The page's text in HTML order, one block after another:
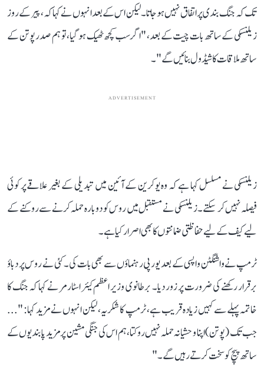
تک کہ جنگ بندی پر اتفاق نہیں ہو جاتا۔ لیکن اس کے بعد انہوں نے کہا کہ، پیر کے روز
زیلنسکی کے ساتھ بات چیت کے بعد، "اگر سب کچھ ٹھیک ہو گیا، تو ہم صدر پوتن کے
ساتھ ملاقات کا شیڈول بنائیں گے"۔
ADVERTISEMENT
زیلنسکی نے مسلسل کہا ہے کہ وہ یوکرین کے آئین میں تبدیلی کے بغیر علاقےپر کوئی
فیصلہ نہیں کر سکتے۔ زیلنسکی نے مستقبل میں روس کو دوبارہ حملہ کرنے سے روکنے کے
لیے کیف کے لیے حفاظتی ضمانتوں کا بھی اصرار کیا ہے۔
ٹرمپ نے واشنگٹن واپسی کے بعد یورپی رہنماؤں سے بھی بات کی۔ کئی نے روس پر دباؤ
برقرار رکھنے کی ضرورت پر زور دیا۔ برطانوی وزیر اعظم کیئر اسٹارمر نے کہا کہ جنگ کا
خاتمہ پہلے سے کہیں زیادہ قریب ہے، ٹرمپ کا شکریہ، لیکن انہوں نے مزید کہا: "...
جب تک (پوتن) اپنا وحشیانہ حملہ نہیں روکتا، ہم اس کی جنگی مشین پر مزید پابندیوں کے
ساتھ پیچ کو سخت کرتے رہیں گے۔"